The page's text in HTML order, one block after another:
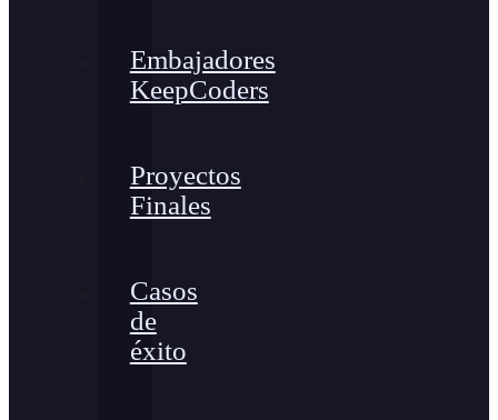
Embajadores
KeepCoders
Proyectos
Finales
Casos
de
éxito